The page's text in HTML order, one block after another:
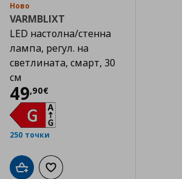
Ново
VARMBLIXT
LED настолна/стенна
лампа, регул. на
светлината, смарт, 30
см
49,90€
Цена
250 точки
Добави в кошницата
Добави към списъка с любими